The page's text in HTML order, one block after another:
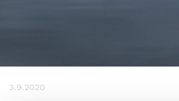
3.9.2020